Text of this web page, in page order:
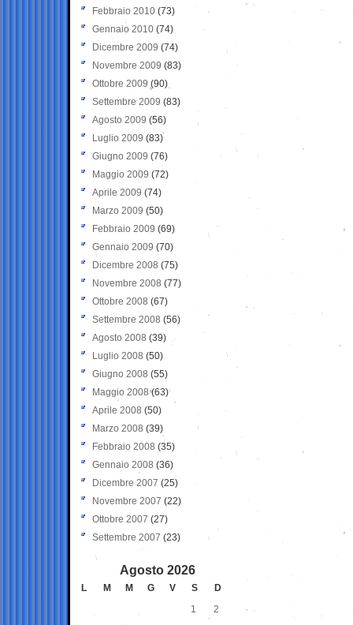
Febbraio 2010 (73)
Gennaio 2010 (74)
Dicembre 2009 (74)
Novembre 2009 (83)
Ottobre 2009 (90)
Settembre 2009 (83)
Agosto 2009 (56)
Luglio 2009 (83)
Giugno 2009 (76)
Maggio 2009 (72)
Aprile 2009 (74)
Marzo 2009 (50)
Febbraio 2009 (69)
Gennaio 2009 (70)
Dicembre 2008 (75)
Novembre 2008 (77)
Ottobre 2008 (67)
Settembre 2008 (56)
Agosto 2008 (39)
Luglio 2008 (50)
Giugno 2008 (55)
Maggio 2008(63)
Aprile 2008 (50)
Marzo 2008 (39)
Febbraio 2008 (35)
Gennaio 2008 (36)
Dicembre 2007 (25)
Novembre 2007 (22)
Ottobre 2007 (27)
Settembre 2007 (23)
Agosto 2026
L M M G V S
D
1
2